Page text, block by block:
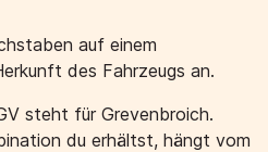
auf einem
des Fahrzeugs an.
steht für Grevenbroich.
du erhältst, hängt vom